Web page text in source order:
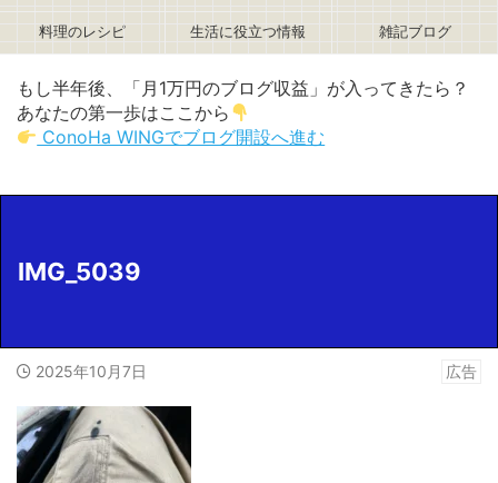
料理のレシピ 生活に役立つ情報 雑記ブログ
もし半年後、「月1万円のブログ収益」が入ってきたら？
あなたの第一歩はここから
ConoHa WINGでブログ開設へ進む
IMG_5039
2025年10月7日 広告